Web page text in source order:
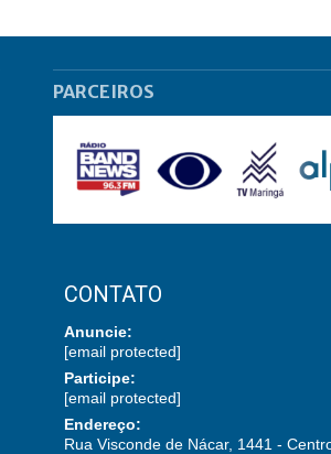
PARCEIROS
CONTATO
Anuncie:
[email protected]
Participe:
[email protected]
Endereço:
Rua Visconde de Nácar, 1441 -